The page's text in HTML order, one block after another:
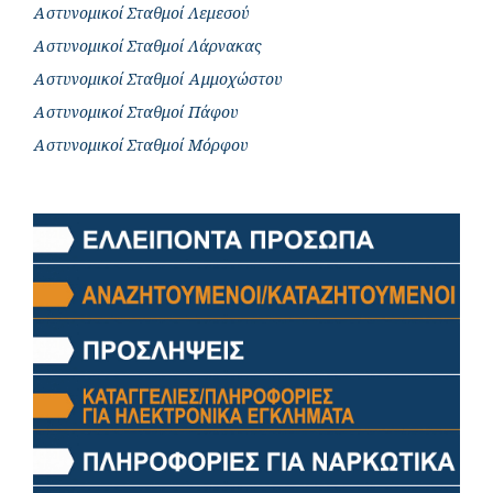
Αστυνομικοί Σταθμοί Λεμεσού
Αστυνομικοί Σταθμοί Λάρνακας
Αστυνομικοί Σταθμοί Αμμοχώστου
Αστυνομικοί Σταθμοί Πάφου
Αστυνομικοί Σταθμοί Μόρφου